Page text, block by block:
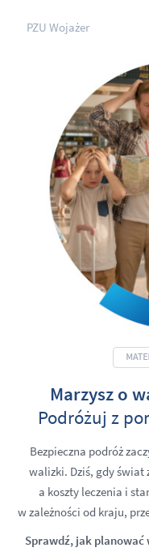
PZU Wojażer
Marzysz o
Podróżuj z
Bezpieczna podróż
walizki. Dziś, gdy świat
a koszty leczenia i
w zależności od kraju,
Sprawdź, jak planować